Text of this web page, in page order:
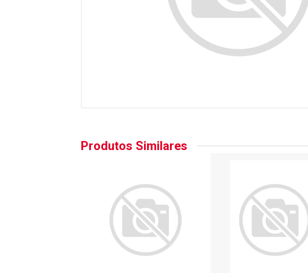
Produtos Similares